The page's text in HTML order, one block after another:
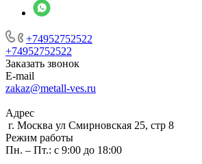
+74952752522
+74952752522
Заказать звонок
E-mail
zakaz@metall-ves.ru
Адрес
г. Москва ул Смирновская 25, стр 8
Режим работы
Пн. – Пт.: с 9:00 до 18:00